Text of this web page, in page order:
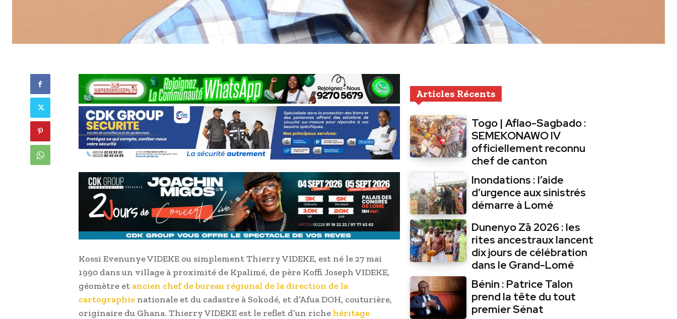
Kossi Evenunye VIDEKE ou simplement Thierry VIDEKE, est né le 27 mai
1990 dans un village à proximité de Kpalimé, de père Koffi Joseph VIDEKE,
géomètre et ancien chef de bureau régional de la direction de la
cartographie nationale et du cadastre à Sokodé, et d’Afua DOH, couturière,
originaire du Ghana. Thierry VIDEKE est le reflet d’un riche héritage
Articles Récents
Togo | Aflao-Sagbado :
SEMEKONAWO IV
officiellement reconnu
chef de canton
Inondations : l’aide
d’urgence aux sinistrés
démarre à Lomé
Dunenyo Zā 2026 : les
rites ancestraux lancent
dix jours de célébration
dans le Grand-Lomé
Bénin : Patrice Talon
prend la tête du tout
premier Sénat